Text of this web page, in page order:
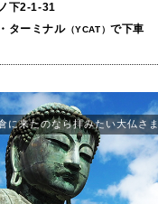
下2-1-31
ターミナル（YCAT）で下車
に来たのなら拝みたい大仏さま